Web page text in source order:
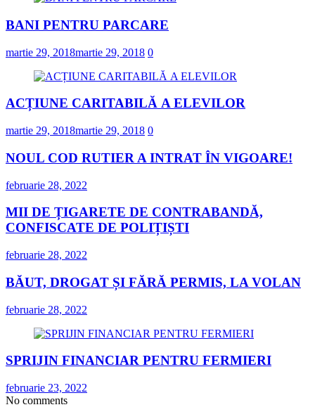
BANI PENTRU PARCARE
martie 29, 2018martie 29, 2018 0
ACȚIUNE CARITABILĂ A ELEVILOR
martie 29, 2018martie 29, 2018 0
NOUL COD RUTIER A INTRAT ÎN VIGOARE!
februarie 28, 2022
MII DE ȚIGARETE DE CONTRABANDĂ,
CONFISCATE DE POLIȚIȘTI
februarie 28, 2022
BĂUT, DROGAT ȘI FĂRĂ PERMIS, LA VOLAN
februarie 28, 2022
SPRIJIN FINANCIAR PENTRU FERMIERI
februarie 23, 2022
No comments